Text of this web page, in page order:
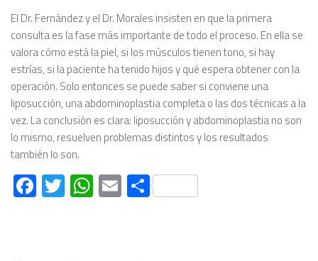
El Dr. Fernández y el Dr. Morales insisten en que la primera
consulta es la fase más importante de todo el proceso. En ella se
valora cómo está la piel, si los músculos tienen tono, si hay
estrías, si la paciente ha tenido hijos y qué espera obtener con la
operación. Solo entonces se puede saber si conviene una
liposucción, una abdominoplastia completa o las dos técnicas a la
vez. La conclusión es clara: liposucción y abdominoplastia no son
lo mismo, resuelven problemas distintos y los resultados
también lo son.
Facebook
Twitter
WhatsApp
EmailCompartir